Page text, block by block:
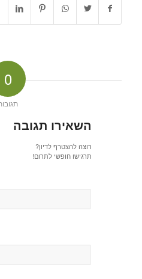
0
השאירו תגובה
רוצה להצטרף לדיון?
תרגישו חופשי לתרום!